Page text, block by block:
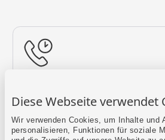
Diese Webseite verwendet
Wir verwenden Cookies, um Inhalte und
personalisieren, Funktionen für soziale